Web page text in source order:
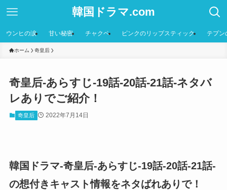
韓国ドラマ.com
ウンヒの涙 甘い秘密 チャクペ ピンクのリップスティック テプン
ホーム 奇皇后
奇皇后-あらすじ-19話-20話-21話-ネタバ
レありでご紹介！
奇皇后 2022年7月14日
韓国ドラマ-奇皇后-あらすじ-19話-20話-21話-
の想付きキャスト情報をネタばれありで！